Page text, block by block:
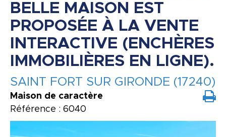
BELLE MAISON EST
PROPOSÉE À LA VENTE
INTERACTIVE (ENCHÈRES
IMMOBILIÈRES EN LIGNE).
SAINT FORT SUR GIRONDE (17240)
Maison de caractère
Référence : 6040